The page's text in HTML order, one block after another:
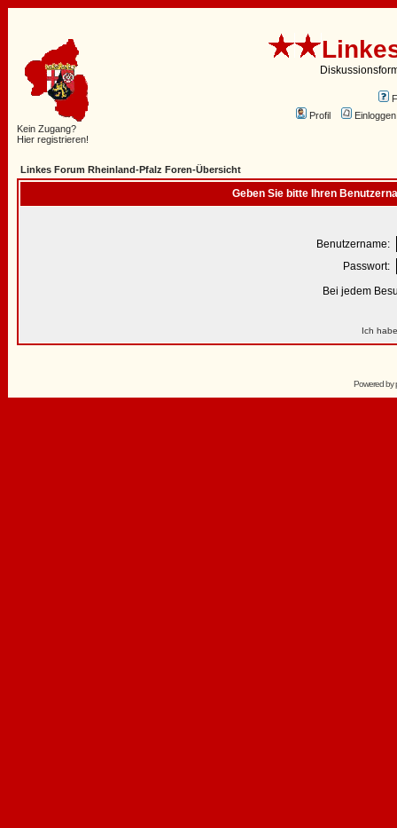
Kein Zugang?
Hier registrieren!
Profil
Linkes Forum Rheinland-Pfalz Foren-Übersicht
Geben Sie bitte Ihren
Benutzername:
Passwort:
Bei jedem
Ich
Powered by